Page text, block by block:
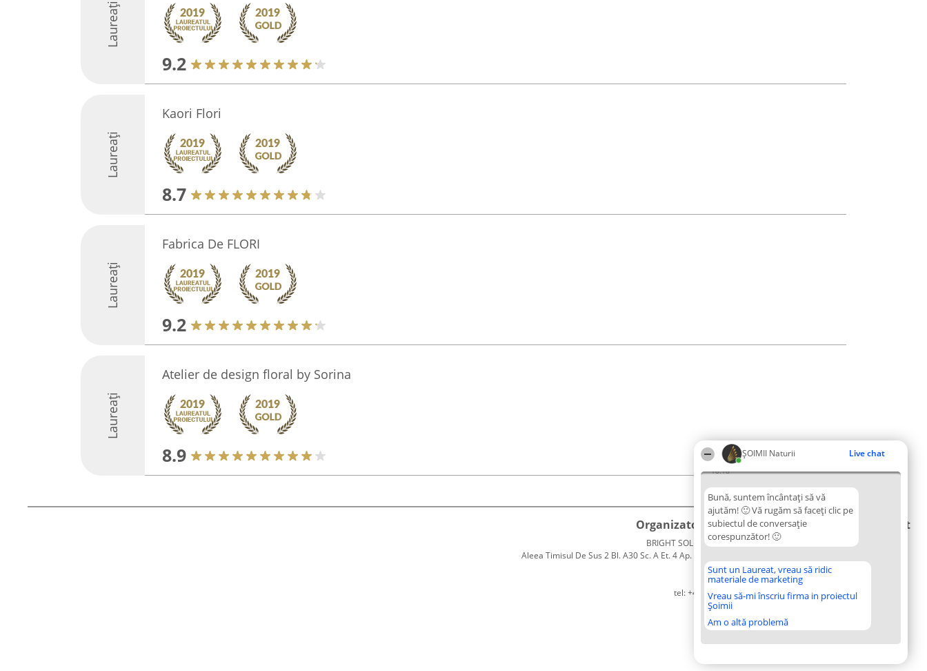
ŞOIMII Naturii Live chat
18:18
Bună, suntem încântați să vă
ajutăm! 🙂 Vă rugăm să faceți clic pe
subiectul de conversație
corespunzător! 🙂
Sunt un Laureat, vreau să ridic
materiale de marketing
Vreau să-mi înscriu firma in proiectul
Șoimii
Am o altă problemă
Laureați
9.2
Laureați
Kaori Flori
8.7
Laureați
Fabrica De FLORI
9.2
Laureați
Atelier de design floral by Sorina
8.9
Organizator Ranking
BRIGHT SOLUTIONS BR SRL
Aleea Timisul De Sus 2 Bl. A30 Sc. A Et. 4 Ap. 13 Cod 061952
București
CUI 36737675
tel: +40 770 990 492
Plebiscyt
Tuturor
Laureaților
Reguli
confidențialitate
Contact